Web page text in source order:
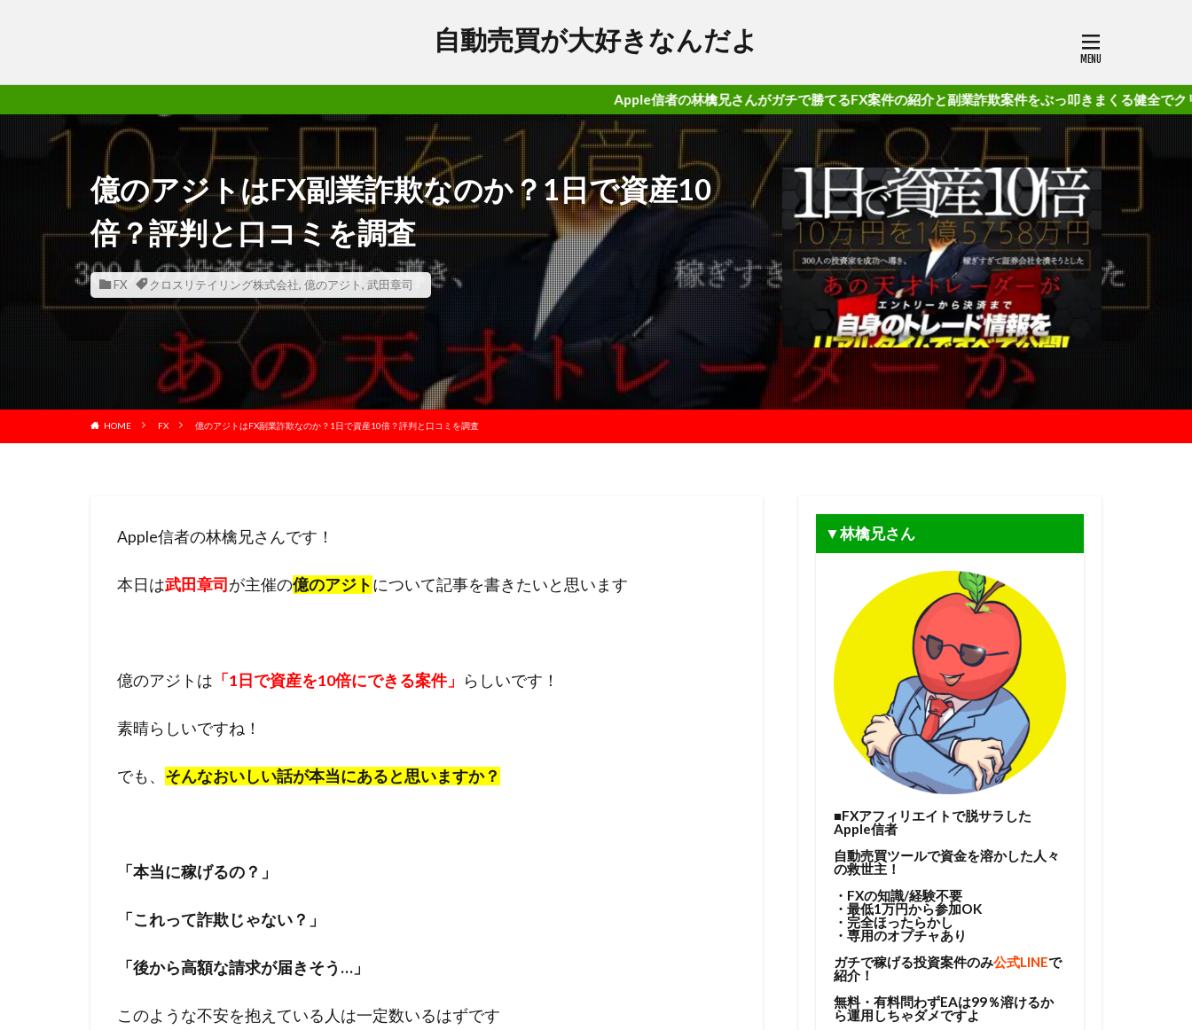
自動売買が大好きなんだよ
Apple信者の林檎兄さんがガチで勝てるFX案件の紹介と副業詐欺案件をぶっ叩きまくる健全でクリーンなブログで
億のアジトはFX副業詐欺なのか？1日で資産10
倍？評判と口コミを調査
FX クロスリテイリング株式会社, 億のアジト, 武田章司
HOME FX 億のアジトはFX副業詐欺なのか？1日で資産10倍？評判と口コミを調査
Apple信者の林檎兄さんです！
本日は武田章司が主催の億のアジトについて記事を書きたいと思います
億のアジト は 「1日で資産を10倍にできる案件」 らしいです！
素晴らしいですね！
でも、 そんなおいしい話が本当にあると思いますか？
「本当に稼げるの？」
「これって詐欺じゃない？」
「後から高額な請求が届きそう…」
このような不安を抱えている人は一定数いるはずです
▼林檎兄さん
■FXアフィリエイトで脱サラした
Apple信者
自動売買ツールで資金を溶かした人々
の救世主！
・FXの知識/経験不要
・最低1万円から参加OK
・完全ほったらかし
・専用のオプチャあり
ガチで稼げる投資案件のみ公式LINEで
紹介！
無料・有料問わずEAは99％溶けるか
ら運用しちゃダメですよ